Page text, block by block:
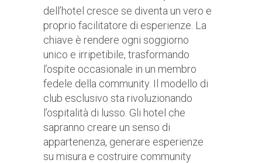
dell’hotel cresce se diventa un vero e
proprio facilitatore di esperienze. La
chiave è rendere ogni soggiorno
unico e irripetibile, trasformando
l’ospite occasionale in un membro
fedele della community. Il modello di
club esclusivo sta rivoluzionando
l’ospitalità di lusso. Gli hotel che
sapranno creare un senso di
appartenenza, generare esperienze
su misura e costruire community